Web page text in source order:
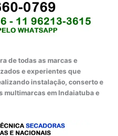
de todas as marcas e
e experientes que
instalação, conserto e
multimarcas em Indaiatuba e